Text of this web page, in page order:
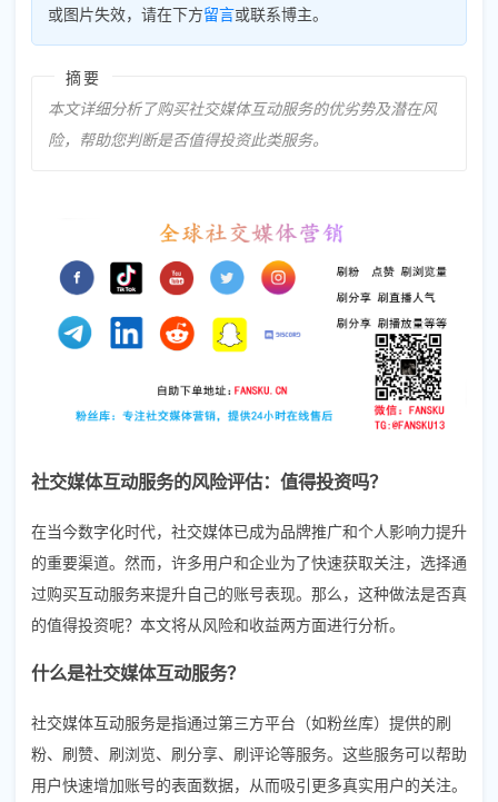
或图片失效，请在下方留言或联系博主。
摘要
本文详细分析了购买社交媒体互动服务的优劣势及潜在风
险，帮助您判断是否值得投资此类服务。
社交媒体互动服务的风险评估：值得投资吗？
在当今数字化时代，社交媒体已成为品牌推广和个人影响力提升
的重要渠道。然而，许多用户和企业为了快速获取关注，选择通
过购买互动服务来提升自己的账号表现。那么，这种做法是否真
的值得投资呢？本文将从风险和收益两方面进行分析。
什么是社交媒体互动服务？
社交媒体互动服务是指通过第三方平台（如粉丝库）提供的刷
粉、刷赞、刷浏览、刷分享、刷评论等服务。这些服务可以帮助
用户快速增加账号的表面数据，从而吸引更多真实用户的关注。